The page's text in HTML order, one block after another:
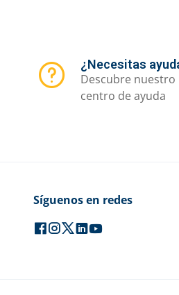
¿Necesitas
Descubre nuestro
centro de ayuda
Síguenos en redes